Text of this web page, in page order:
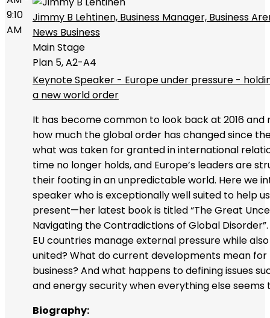
9:10
AM
Jimmy B Lehtinen, Business Manager, Business
News Business
Main Stage
Plan 5, A2-A4
Keynote Speaker - Europe under pressure -
a new world order
It has become common to look back at 2016 and
how much the global order has changed since
what was taken for granted in international
time no longer holds, and Europe’s leaders are
their footing in an unpredictable world. Here we
speaker who is exceptionally well suited to help
present—her latest book is titled “The Great
Navigating the Contradictions of Global
EU countries manage external pressure while
united? What do current developments mean for
business? And what happens to defining issues
and energy security when everything else seems
Biography: